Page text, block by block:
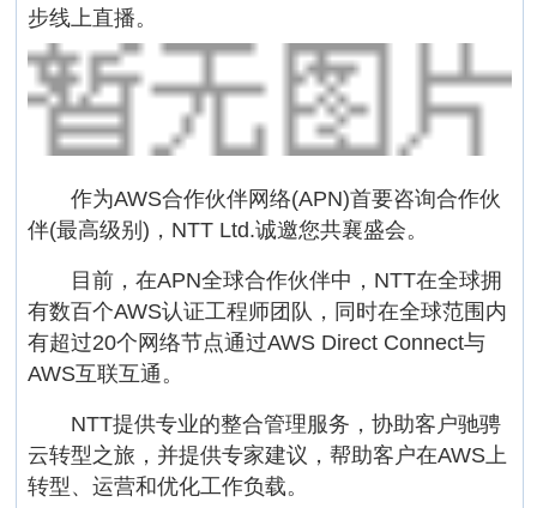
步线上直播。
作为AWS合作伙伴网络(APN)首要咨询合作伙
伴(最高级别)，NTT Ltd.诚邀您共襄盛会。
目前，在APN全球合作伙伴中，NTT在全球拥
有数百个AWS认证工程师团队，同时在全球范围内
有超过20个网络节点通过AWS Direct Connect与
AWS互联互通。
NTT提供专业的整合管理服务，协助客户驰骋
云转型之旅，并提供专家建议，帮助客户在AWS上
转型、运营和优化工作负载。